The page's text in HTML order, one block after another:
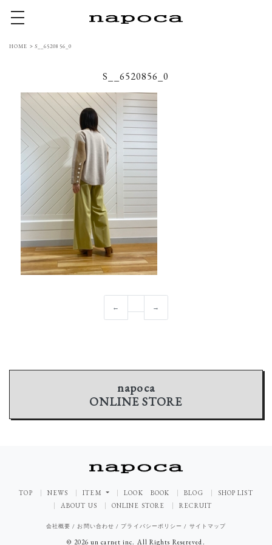
toggle navigation
HOME >S__6520856_0
S__6520856_0
← →
napoca
ONLINE STORE
TOP NEWS ITEM LOOK BOOK BLOG
SHOP LIST
ABOUT US
ONLINE STORE RECRUIT
会社概要 /お問い合わせ / プライバシーポリシー / サイトマップ
© 2026 un carnet inc. All Rights Resereved.